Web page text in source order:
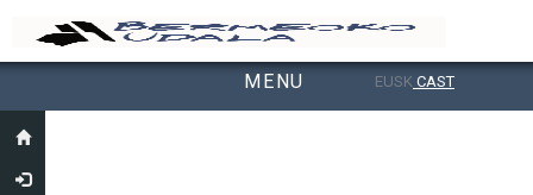
MENU EUSK CAST